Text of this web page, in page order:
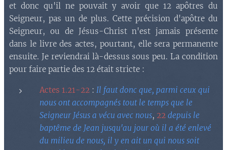
et donc qu'il ne pouvait y avoir que 12 apôtres du
Seigneur, pas un de plus. Cette précision d'apôtre du
Seigneur, ou de Jésus-Christ n'est jamais présente
dans le livre des actes, pourtant, elle sera permanente
ensuite. Je reviendrai là-dessus sous peu. La condition
pour faire partie des 12 était stricte :
Actes 1.21-22 : Il faut donc que, parmi ceux qui
nous ont accompagnés tout le temps que le
Seigneur Jésus a vécu avec nous, 22 depuis le
baptême de Jean jusqu'au jour où il a été enlevé
du milieu de nous, il y en ait un qui nous soit